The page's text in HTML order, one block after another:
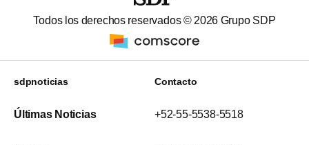
Todos los derechos reservados © 2026 Grupo SDP
sdpnoticias
Últimas Noticias
Contacto
+52-55-5538-5518